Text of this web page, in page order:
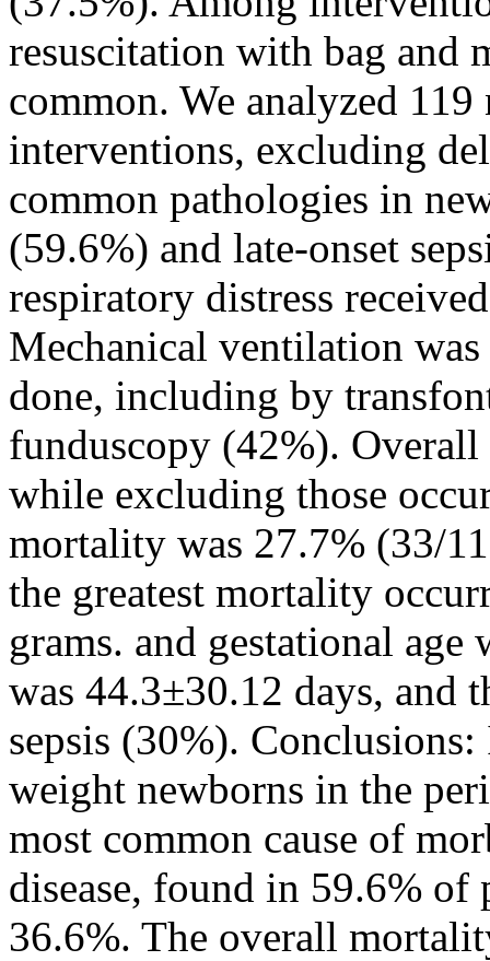
resuscitation with bag and
common. We analyzed
interventions, excluding
common pathologies in
(59.6%) and late-onset
respiratory distress
Mechanical ventilation
done, including by
funduscopy (42%).
while excluding those
mortality was 27.7% (33/
the greatest mortality
grams. and gestational
was 44.3±30.12 days, and
sepsis (30%).
weight newborns in the
most common cause of
disease, found in 59.6%
36.6%. The overall